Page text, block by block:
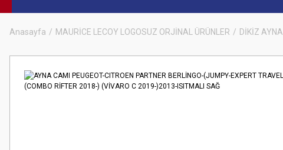
Anasayfa MAURİCE LECOY LOGOSUZ ORJİNAL ÜRÜNLER DİKİZ AYNA